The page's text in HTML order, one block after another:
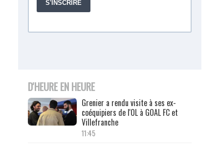
D'HEURE EN HEURE
Grenier a rendu visite à ses ex-
coéquipiers de l'OL à GOAL FC et
Villefranche
11:45